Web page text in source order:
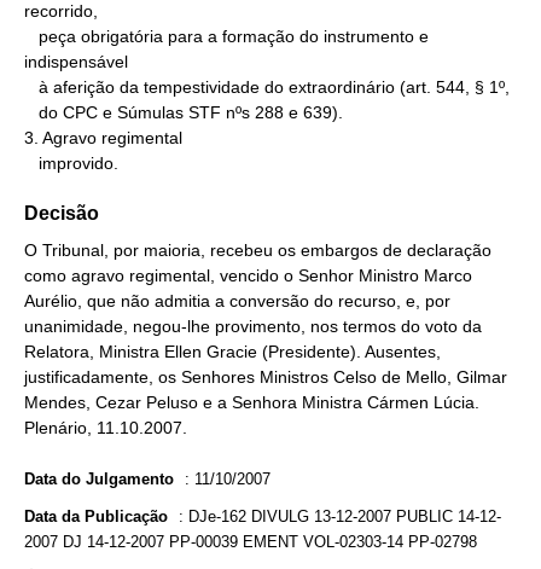
recorrido,
indispensável
3. Agravo regimental
   improvido.
Decisão
O Tribunal, por maioria, recebeu os embargos de declaração
como agravo regimental, vencido o Senhor Ministro Marco
Aurélio, que não admitia a conversão do recurso, e, por
unanimidade, negou-lhe provimento, nos termos do voto da
Relatora, Ministra Ellen Gracie (Presidente). Ausentes,
justificadamente, os Senhores Ministros Celso de Mello, Gilmar
Mendes, Cezar Peluso e a Senhora Ministra Cármen Lúcia.
Plenário, 11.10.2007.
Data do Julgamento : 11/10/2007
Data da Publicação : DJe-162 DIVULG 13-12-2007 PUBLIC 14-12-
2007 DJ 14-12-2007 PP-00039 EMENT VOL-02303-14 PP-02798